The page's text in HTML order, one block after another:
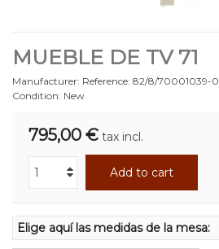
MUEBLE DE TV 71
Manufacturer: Reference: 82/8/70001039-0
Condition: New
795,00 € tax incl.
Add to cart
Elige aquí las medidas de la mesa: